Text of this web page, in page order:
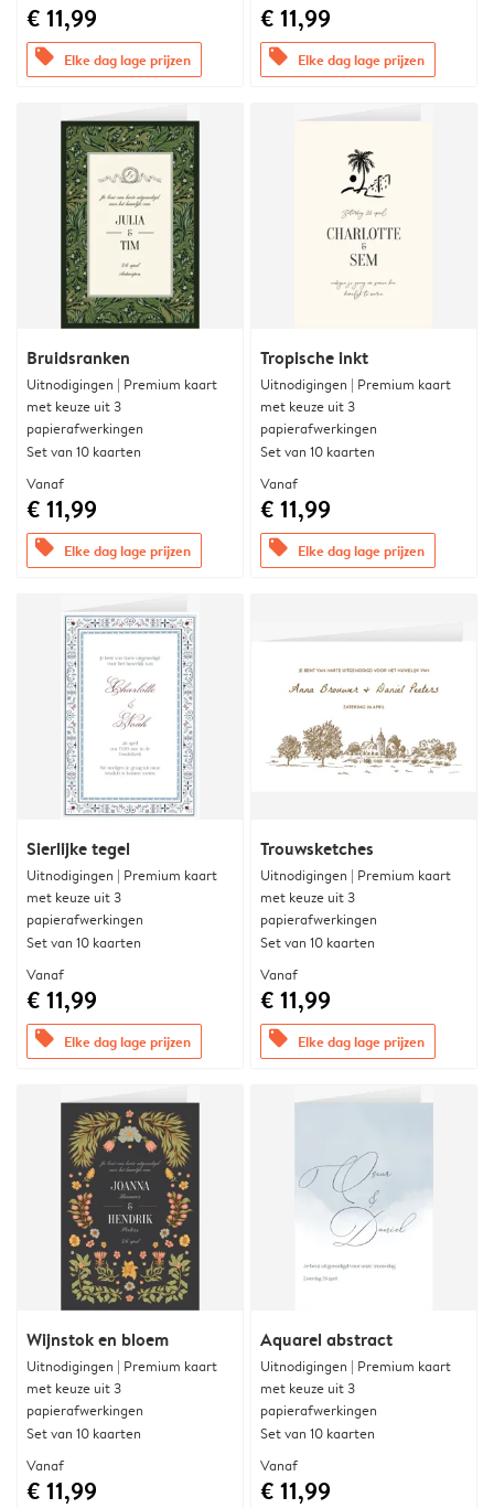
€ 11,99
offers Elke dag lage prijzen
€ 11,99
offers Elke dag lage prijzen
Bruidsranken
Uitnodigingen | Premium kaart
met keuze uit 3
papierafwerkingen
Set van 10 kaarten
Vanaf
€ 11,99
offers Elke dag lage prijzen
Tropische inkt
Uitnodigingen | Premium kaart
met keuze uit 3
papierafwerkingen
Set van 10 kaarten
Vanaf
€ 11,99
offers Elke dag lage prijzen
Sierlijke tegel
Uitnodigingen | Premium kaart
met keuze uit 3
papierafwerkingen
Set van 10 kaarten
Vanaf
€ 11,99
offers Elke dag lage prijzen
Trouwsketches
Uitnodigingen | Premium kaart
met keuze uit 3
papierafwerkingen
Set van 10 kaarten
Vanaf
€ 11,99
offers Elke dag lage prijzen
Wijnstok en bloem
Uitnodigingen | Premium kaart
met keuze uit 3
papierafwerkingen
Set van 10 kaarten
Vanaf
€ 11,99
Aquarel abstract
Uitnodigingen | Premium kaart
met keuze uit 3
papierafwerkingen
Set van 10 kaarten
Vanaf
€ 11,99